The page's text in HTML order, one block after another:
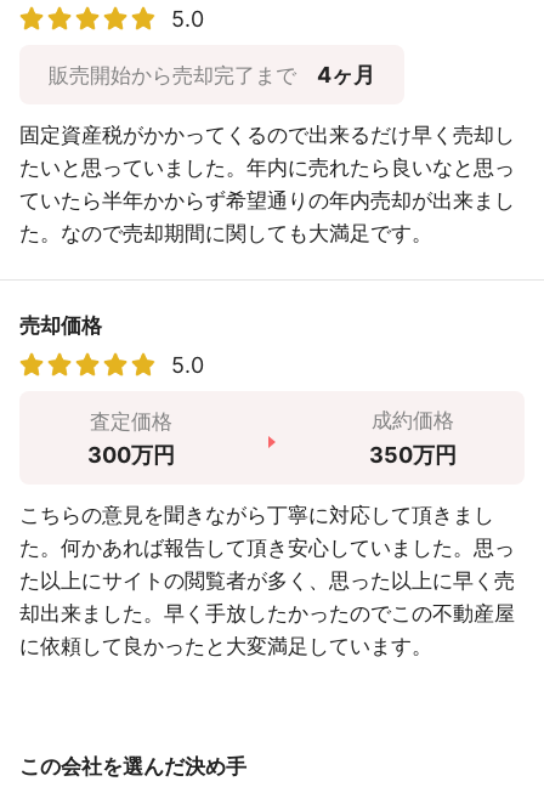
5.0
販売開始から売却完了まで 4ヶ月
固定資産税がかかってくるので出来るだけ早く売却し
たいと思っていました。年内に売れたら良いなと思っ
ていたら半年かからず希望通りの年内売却が出来まし
た。なので売却期間に関しても大満足です。
売却価格
5.0
査定価格
300万円
成約価格
350万円
こちらの意見を聞きながら丁寧に対応して頂きまし
た。何かあれば報告して頂き安心していました。思っ
た以上にサイトの閲覧者が多く、思った以上に早く売
却出来ました。早く手放したかったのでこの不動産屋
に依頼して良かったと大変満足しています。
この会社を選んだ決め手